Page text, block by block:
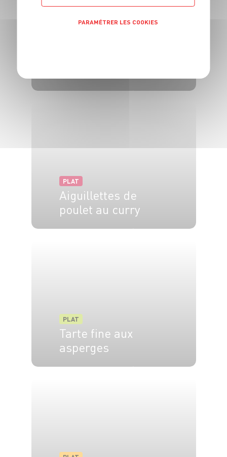
PLAT
Aiguillettes de
poulet au curry
PLAT
Tarte fine aux
asperges
PARAMÉTRER LES COOKIES